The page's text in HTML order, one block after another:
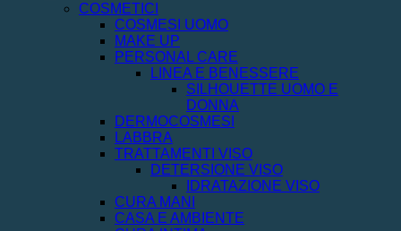
COSMETICI
COSMESI UOMO
MAKE UP
PERSONAL CARE
LINEA E BENESSERE
SILHOUETTE UOMO E
DONNA
DERMOCOSMESI
LABBRA
TRATTAMENTI VISO
DETERSIONE VISO
IDRATAZIONE VISO
CURA MANI
CASA E AMBIENTE